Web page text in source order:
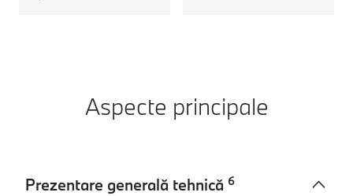
Aspecte principale
Prezentare generală tehnică 6